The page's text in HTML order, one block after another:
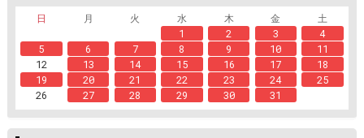
日
月 火 水 木 金
土
1
2 3
4
5
6 7 8 9 10
11
12
13 14 15 16 17
18
19
20 21 22 23 24
25
26
27 28 29 30 31